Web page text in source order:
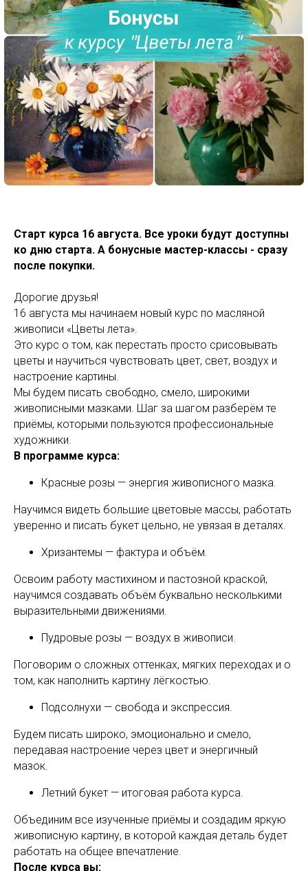
Старт курса 16 августа. Все уроки будут доступны
ко дню старта. А бонусные мастер-классы - сразу
после покупки.
Дорогие друзья!
16 августа мы начинаем новый курс по масляной
живописи «Цветы лета».
Это курс о том, как перестать просто срисовывать
цветы и научиться чувствовать цвет, свет, воздух и
настроение картины.
Мы будем писать свободно, смело, широкими
живописными мазками. Шаг за шагом разберём те
приёмы, которыми пользуются профессиональные
художники.
В программе курса:
Красные розы — энергия живописного мазка.
Научимся видеть большие цветовые массы, работать
уверенно и писать букет цельно, не увязая в деталях.
Хризантемы — фактура и объём.
Освоим работу мастихином и пастозной краской,
научимся создавать объём буквально несколькими
выразительными движениями.
Пудровые розы — воздух в живописи.
Поговорим о сложных оттенках, мягких переходах и о
том, как наполнить картину лёгкостью.
Подсолнухи — свобода и экспрессия.
Будем писать широко, эмоционально и смело,
передавая настроение через цвет и энергичный
мазок.
Летний букет — итоговая работа курса.
Объединим все изученные приёмы и создадим яркую
живописную картину, в которой каждая деталь будет
работать на общее впечатление.
После курса вы: